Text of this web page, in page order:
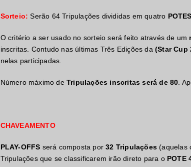
Sorteio: Serão 64 Tripulações divididas em quatro POTES
O critério a ser usado no sorteio será feito através de um
inscritas. Contudo nas últimas Três Edições da (Star Cup
nelas participadas.
Número máximo de Tripulações inscritas será de 80 .
CHAVEAMENTO
PLAY-OFFS será composta por32 Tripulações (aquelas
Tripulações que se classificarem irão direto para o POTE